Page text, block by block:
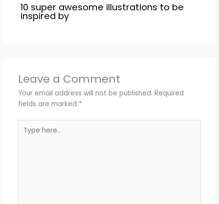
10 super awesome illustrations to be
inspired by
Leave a Comment
Your email address will not be published. Required
fields are marked *
here..